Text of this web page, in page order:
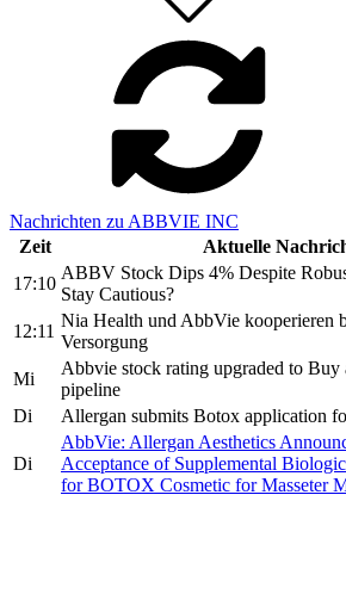
Nachrichten zu ABBVIE INC
Zeit
Aktuelle
17:10
ABBV Stock Dips 4% Despite
Stay Cautious?
12:11
Nia Health und AbbVie kooperieren
Versorgung
Mi
Abbvie stock rating upgraded to Buy
pipeline
Di
Allergan submits Botox application
Di
AbbVie: Allergan Aesthetics
Acceptance of Supplemental
for BOTOX Cosmetic for Masseter